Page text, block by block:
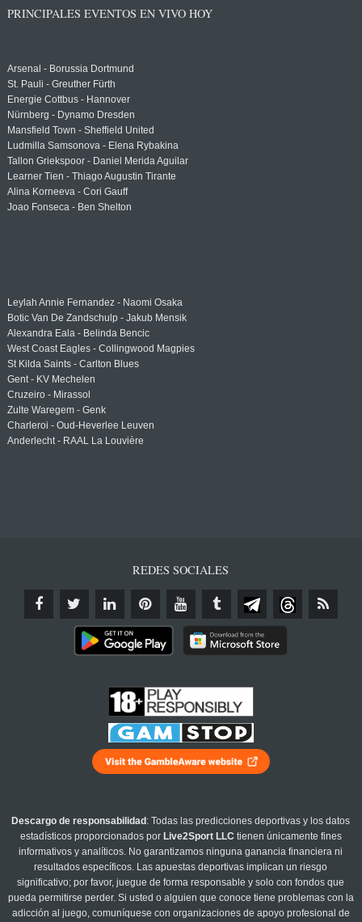
PRINCIPALES EVENTOS EN VIVO HOY
Arsenal - Borussia Dortmund
St. Pauli - Greuther Fürth
Energie Cottbus - Hannover
Nürnberg - Dynamo Dresden
Mansfield Town - Sheffield United
Ludmilla Samsonova - Elena Rybakina
Tallon Griekspoor - Daniel Merida Aguilar
Learner Tien - Thiago Augustin Tirante
Alina Korneeva - Cori Gauff
Joao Fonseca - Ben Shelton
Leylah Annie Fernandez - Naomi Osaka
Botic Van De Zandschulp - Jakub Mensik
Alexandra Eala - Belinda Bencic
West Coast Eagles - Collingwood Magpies
St Kilda Saints - Carlton Blues
Gent - KV Mechelen
Cruzeiro - Mirassol
Zulte Waregem - Genk
Charleroi - Oud-Heverlee Leuven
Anderlecht - RAAL La Louvière
REDES SOCIALES
Descargo de responsabilidad : Todas las predicciones deportivas y los datos
estadísticos proporcionados por Live2Sport LLC tienen únicamente fines
informativos y analíticos. No garantizamos ninguna ganancia financiera ni
resultados específicos. Las apuestas deportivas implican un riesgo
significativo; por favor, juegue de forma responsable y solo con fondos que
pueda permitirse perder. Si usted o alguien que conoce tiene problemas con la
adicción al juego, comuníquese con organizaciones de apoyo profesional de